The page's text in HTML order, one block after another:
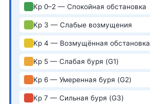
Kp 0–2 — Спокойная обстановка
Kp 3 — Слабые возмущения
Kp 4 — Возмущённая обстановка
Kp 5 — Слабая буря (G1)
Kp 6 — Умеренная буря (G2)
Kp 7 — Сильная буря (G3)